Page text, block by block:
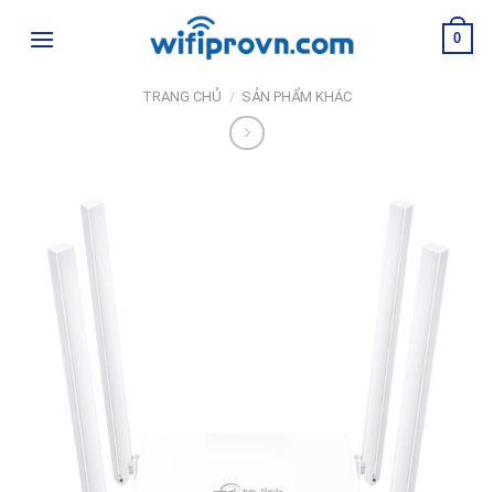
0
TRANG CHỦ / SẢN PHẨM KHÁC